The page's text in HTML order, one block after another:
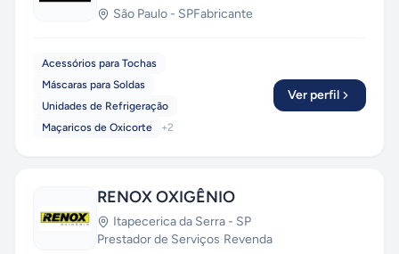
São Paulo - SPFabricante
Acessórios para Tochas
Máscaras para Soldas
Unidades de Refrigeração
Maçaricos de Oxicorte
+2
Ver perfil
RENOX OXIGÊNIO
Itapecerica da Serra - SP
Prestador de Serviços·Revenda